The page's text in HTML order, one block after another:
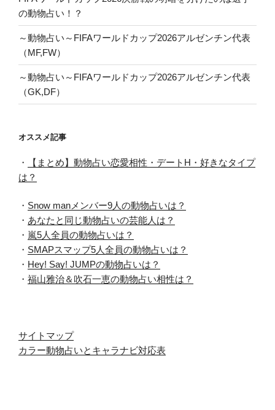
の動物占い！？
～動物占い～FIFAワールドカップ2026アルゼンチン代表
（MF,FW）
～動物占い～FIFAワールドカップ2026アルゼンチン代表
（GK,DF）
オススメ記事
・
【まとめ】動物占い恋愛相性・デートH・好きなタイプ
は？
・ Snow manメンバー9人の動物占いは？
・ あなたと同じ動物占いの芸能人は？
・ 嵐5人全員の動物占いは？
・ SMAPスマップ5人全員の動物占いは？
・ Hey! Say! JUMPの動物占いは？
・ 福山雅治＆吹石一恵の動物占い相性は？
サイトマップ
カラー動物占いとキャラナビ対応表